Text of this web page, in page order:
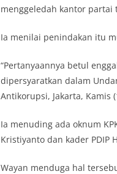
menggeledah kantor partai
Ia menilai penindakan itu
“Pertanyaannya betul
dipersyaratkan dalam
Antikorupsi, Jakarta, Kamis
Ia menuding ada oknum
Kristiyanto dan kader PDIP
Wayan menduga hal